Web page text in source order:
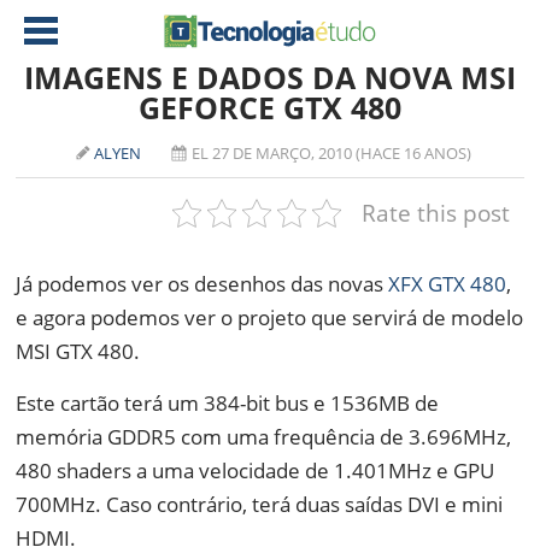
AMD
ATI
NVIDIA
SOFTWARE
NOTEBOOKS
TABLETS
IOS
NOKIA
JOGOS
DOWNLOADS
ANÁLISE
IMAGENS E DADOS DA NOVA MSI
GEFORCE GTX 480
ALYEN EL 27 DE MARÇO, 2010 (HACE 16 ANOS)
Rate this post
Já podemos ver os desenhos das novasXFX GTX 480,
e agora podemos ver o projeto que servirá de modelo
MSI GTX 480.
Este cartão terá um 384-bit bus e 1536MB de
memória GDDR5 com uma frequência de 3.696MHz,
480 shaders a uma velocidade de 1.401MHz e GPU
700MHz. Caso contrário, terá duas saídas DVI e mini
HDMI.